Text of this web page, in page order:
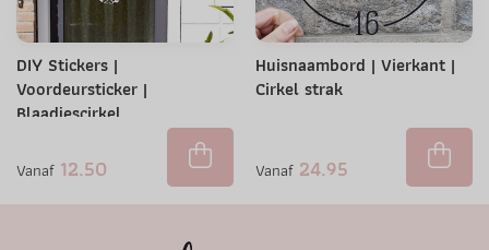
DIY Stickers |
Voordeursticker |
Blaadjescirkel
Vanaf 12.50
Huisnaambord | Vierkant |
Cirkel strak
Vanaf 24.95